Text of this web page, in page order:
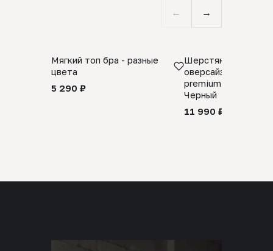
← →
Мягкий топ бра - разные
цвета
5 290 ₽
Шерстяной свитер
оверсайз 100%
premium merino
Черный
11 990 ₽